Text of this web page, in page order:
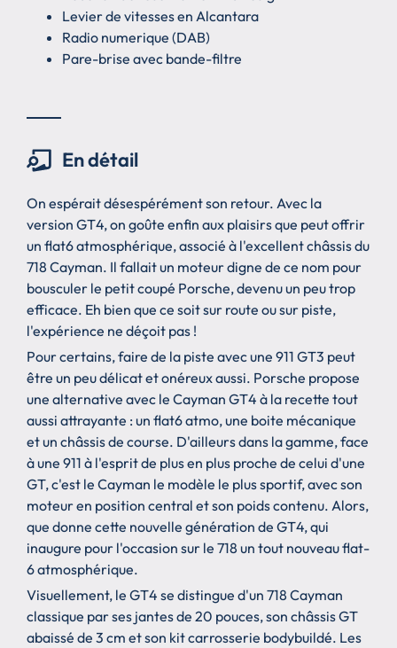
Levier de vitesses en Alcantara
Radio numerique (DAB)
Pare-brise avec bande-filtre
En détail
On espérait désespérément son retour. Avec la
version GT4, on goûte enfin aux plaisirs que peut offrir
un flat6 atmosphérique, associé à l'excellent châssis du
718 Cayman. Il fallait un moteur digne de ce nom pour
bousculer le petit coupé Porsche, devenu un peu trop
efficace. Eh bien que ce soit sur route ou sur piste,
l'expérience ne déçoit pas !
Pour certains, faire de la piste avec une 911 GT3 peut
être un peu délicat et onéreux aussi. Porsche propose
une alternative avec le Cayman GT4 à la recette tout
aussi attrayante : un flat6 atmo, une boite mécanique
et un châssis de course. D'ailleurs dans la gamme, face
à une 911 à l'esprit de plus en plus proche de celui d'une
GT, c'est le Cayman le modèle le plus sportif, avec son
moteur en position central et son poids contenu. Alors,
que donne cette nouvelle génération de GT4, qui
inaugure pour l'occasion sur le 718 un tout nouveau flat-
6 atmosphérique.
Visuellement, le GT4 se distingue d'un 718 Cayman
classique par ses jantes de 20 pouces, son châssis GT
abaissé de 3 cm et son kit carrosserie bodybuildé. Les